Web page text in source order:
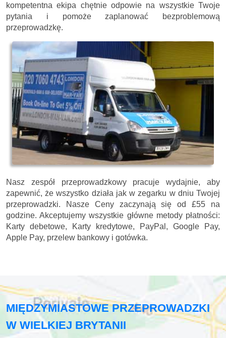
kompetentna ekipa chętnie odpowie na wszystkie Twoje
pytania i pomoże zaplanować bezproblemową
przeprowadzkę.
Nasz zespół przeprowadzkowy pracuje wydajnie, aby
zapewnić, że wszystko działa jak w zegarku w dniu Twojej
przeprowadzki. Nasze Ceny zaczynają się od £55 na
godzine. Akceptujemy wszystkie główne metody płatności:
Karty debetowe, Karty kredytowe, PayPal, Google Pay,
Apple Pay, przelew bankowy i gotówka.
MIĘDZYMIASTOWE PRZEPROWADZKI
W WIELKIEJ BRYTANII